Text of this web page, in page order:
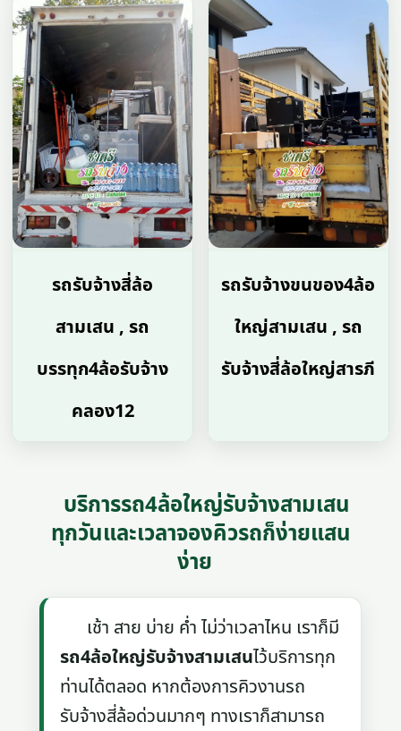
รถรับจ้างสี่ล้อ
สามเสน , รถ
บรรทุก4ล้อรับจ้าง
คลอง12
รถรับจ้างขนของ4ล้อ
ใหญ่สามเสน , รถ
รับจ้างสี่ล้อใหญ่สารภี
บริการรถ4ล้อใหญ่รับจ้างสามเสน
ทุกวันและเวลาจองคิวรถก็ง่ายแสน
ง่าย
เช้า สาย บ่าย ค่ำ ไม่ว่าเวลาไหน เราก็มี
รถ4ล้อใหญ่รับจ้างสามเสนไว้บริการทุก
ท่านได้ตลอด หากต้องการคิวงานรถ
รับจ้างสี่ล้อด่วนมากๆ ทางเราก็สามารถ